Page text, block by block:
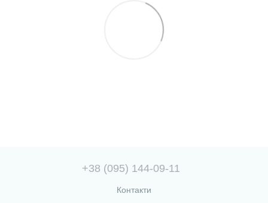
+38 (095) 144-09-11
Контакти